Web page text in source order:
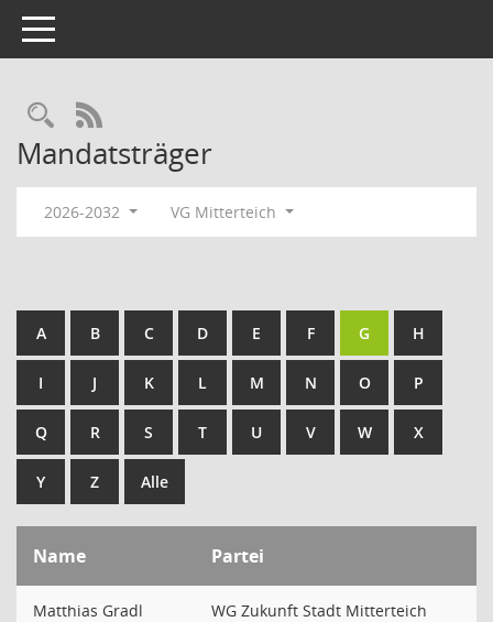
Toggle navigation
RSS-Feed
Mandatsträger
2026-2032 VG Mitterteich
A B C D E F G H
I J K L M N O P
Q R S T U V W X
Y Z Alle
Name Partei
Matthias Gradl WG Zukunft Stadt Mitterteich